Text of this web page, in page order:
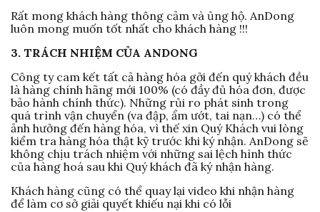
Rất mong khách hàng thông cảm và ủng hộ. AnDong
luôn mong muốn tốt nhất cho khách hàng !!!
3. TRÁCH NHIỆM CỦA ANDONG
Công ty cam kết tất cả hàng hóa gởi đến quý khách đều
là hàng chính hãng mới 100% (có đầy đủ hóa đơn, được
bảo hành chính thức). Những rủi ro phát sinh trong
quá trình vận chuyển (va đập, ẩm ướt, tai nạn…) có thể
ảnh hưởng đến hàng hóa, vì thế xin Quý Khách vui lòng
kiểm tra hàng hóa thật kỹ trước khi ký nhận. AnDong sẽ
không chịu trách nhiệm với những sai lệch hình thức
của hàng hoá sau khi Quý khách đã ký nhận hàng.
Khách hàng cũng có thể quay lại video khi nhận hàng
để làm cơ sở giải quyết khiếu nại khi có lỗi